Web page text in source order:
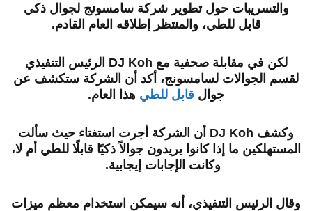
والتسريبات حول تطوير شركة سامسونج لجوال ذكي
قابل للطي، والمنتظر إطلاقه العام القادم.
لكن في مقابلة صحفية مع
الرئيس التنفيذي
لقسم الجوالات لسامسونج، أكد أن الشركة ستكشف عن
جوال قابل للطي هذا العام.
وكشف
DJ Koh أن الشركة أجرت استفتاء حيث سألت
المستهلكين ما إذا كانوا يريدون جوالاً ذكيًا قابلًا للطي أم لا،
وكانت الإجابات إيجابية.
وقال الرئيس التنفيذي، أنه سيمكن استخدام معظم ميزات